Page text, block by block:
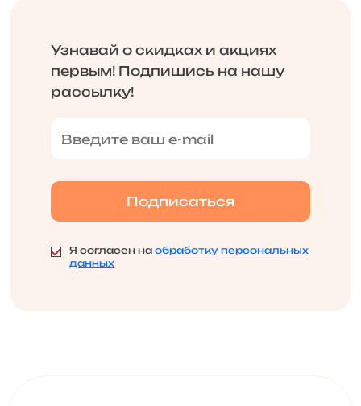
Узнавай о скидках и акциях
первым! Подпишись на нашу
рассылку!
Я согласен наобработку персональных
данных